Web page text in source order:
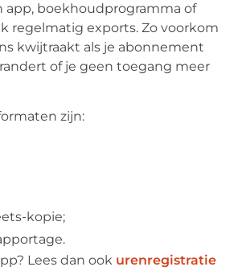
app, boekhoudprogramma of
regelmatig exports. Zo voorkom
kwijtraakt als je abonnement
of je geen toegang meer
zijn:
kopie;
Lees dan ook urenregistratie